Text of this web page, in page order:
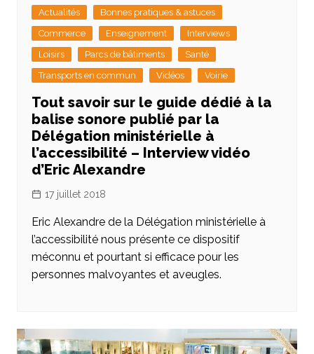
Actualités
Bonnes pratiques & astuces
Commerce
Enseignement
Interviews
Loisirs
Parcs de bâtiments
Santé
Transports en commun
Vidéos Voirie
Tout savoir sur le guide dédié à la
balise sonore publié par la
Délégation ministérielle à
l’accessibilité – Interview vidéo
d’Eric Alexandre
17 juillet 2018
Eric Alexandre de la Délégation ministérielle à
l’accessibilité nous présente ce dispositif
méconnu et pourtant si efficace pour les
personnes malvoyantes et aveugles.